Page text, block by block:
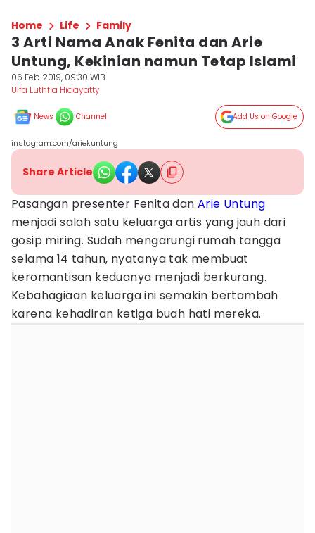
Home Life Family
3 Arti Nama Anak Fenita dan Arie
Untung, Kekinian namun Tetap Islami
06 Feb 2019, 09:30 WIB
Ulfa Luthfia Hidayatty
News Channel Add Us on Google
instagram.com/ariekuntung
Share Article
Pasangan presenter Fenita dan Arie Untung
menjadi salah satu keluarga artis yang jauh dari
gosip miring. Sudah mengarungi rumah tangga
selama 14 tahun, nyatanya tak membuat
keromantisan keduanya menjadi berkurang.
Kebahagiaan keluarga ini semakin bertambah
karena kehadiran ketiga buah hati mereka.